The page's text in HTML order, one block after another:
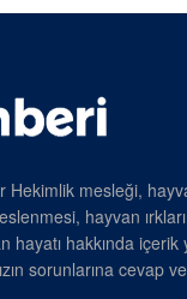
Hekimlik mesleği,
hayvan
hayatı hakkında içerik
sorunlarına cevap